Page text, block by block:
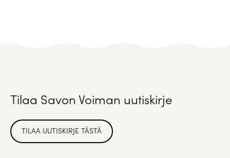
Tilaa Savon Voiman uutiskirje
TILAA UUTISKIRJE TÄSTÄ